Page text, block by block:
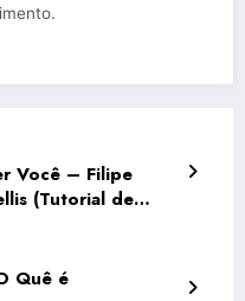
Você – Filipe
(Tutorial de
Quê é